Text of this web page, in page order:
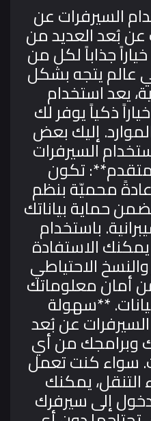
السيرفرات عن
عن بُعد العديد من
جذاباً لكل من
عالم يتجه بشكل
يعد استخدام
ذكياً يوفر لك
إليك بعض
السيرفرات
تكون
محميّة بنظم
حماية بياناتك
باستخدام
الاستفادة
الاحتياطي
أمان معلوماتك
**سهولة
عن بُعد
وبرامجك من أي
سواء كنت تعمل
التنقل، يمكنك
إلى سيرفرك